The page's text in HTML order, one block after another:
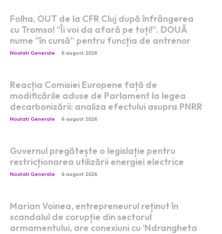
Folha, OUT de la CFR Cluj după înfrângerea
cu Tromso! ”Îi voi da afară pe toți!”. DOUĂ
nume ”în cursă” pentru funcția de antrenor
Noutati Generale 6 august 2026
Reacția Comisiei Europene față de
modificările aduse de Parlament la legea
decarbonizării: analiza efectului asupra PNRR
Noutati Generale 6 august 2026
Guvernul pregătește o legislație pentru
restricționarea utilizării energiei electrice
Noutati Generale 6 august 2026
Marian Voinea, entrepreneurul reținut în
scandalul de corupție din sectorul
armamentului, are conexiuni cu ‘Ndrangheta